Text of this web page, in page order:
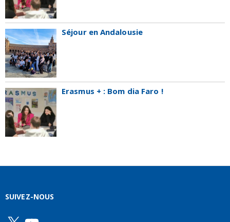
Séjour en Andalousie
Erasmus + : Bom dia Faro !
SUIVEZ-NOUS
X YouTube